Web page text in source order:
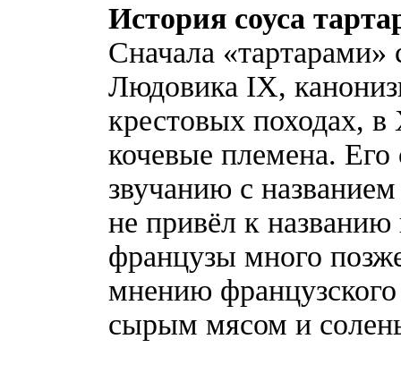
История соуса
Сначала «тартарами»
Людовика IX,
крестовых походах, в
кочевые племена.
звучанию с
не привёл к
французы много
мнению
сырым мясом и